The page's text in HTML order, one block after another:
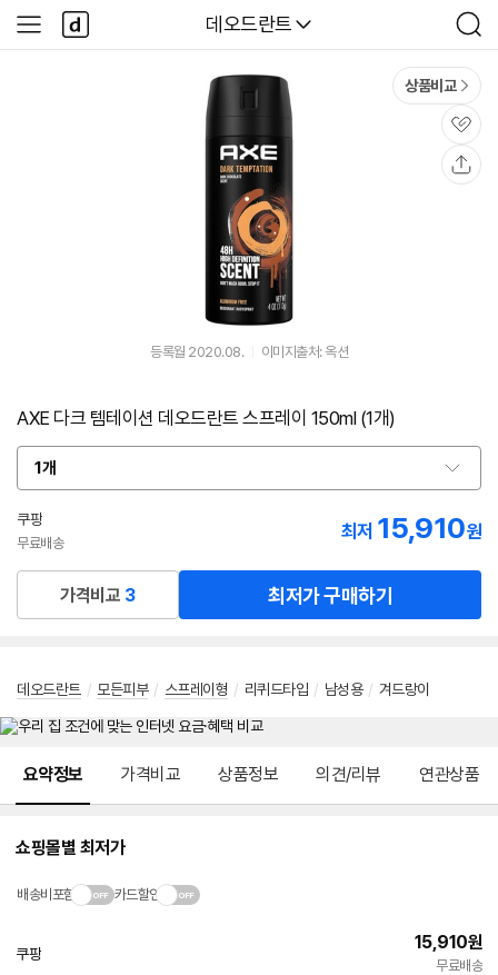
다나와
데오드란트
검
색
사
이
다
나
와
상품비교
관
심
등록월 2020.08. 이미지출처: 옥션
AXE 다크 템테이션 데오드란트 스프레이 150ml (1개)
1개
옵
션
선
택
쿠팡
무료배송
최저 15,910원
가격비교 3 최저가 구매하기
데오드란트 / 모든피부 / 스프레이형 / 리퀴드타입 / 남성용 / 겨드랑이
요약정보 가격비교 상품정보 의견/리뷰 연관상품
쇼핑몰별 최저가
배송비포함 카드할인
쿠팡
15,910원
무료배송